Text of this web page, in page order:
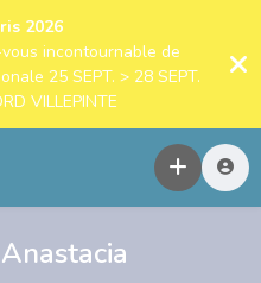
2026
vous incontournable de
25 SEPT. > 28 SEPT.
VILLEPINTE
Anastacia